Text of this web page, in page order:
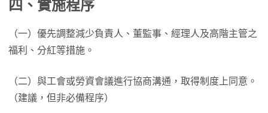
四、實施程序
（一）優先調整減少負責人、董監事、經理人及高階主管之
福利、分紅等措施。
（二）與工會或勞資會議進行協商溝通，取得制度上同意。
（建議，但非必備程序）